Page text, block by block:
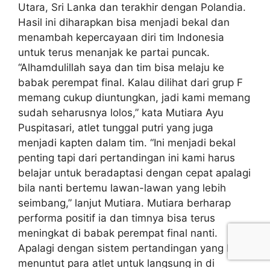
Utara, Sri Lanka dan terakhir dengan Polandia.
Hasil ini diharapkan bisa menjadi bekal dan
menambah kepercayaan diri tim Indonesia
untuk terus menanjak ke partai puncak.
“Alhamdulillah saya dan tim bisa melaju ke
babak perempat final. Kalau dilihat dari grup F
memang cukup diuntungkan, jadi kami memang
sudah seharusnya lolos,” kata Mutiara Ayu
Puspitasari, atlet tunggal putri yang juga
menjadi kapten dalam tim. “Ini menjadi bekal
penting tapi dari pertandingan ini kami harus
belajar untuk beradaptasi dengan cepat apalagi
bila nanti bertemu lawan-lawan yang lebih
seimbang,” lanjut Mutiara. Mutiara berharap
performa positif ia dan timnya bisa terus
meningkat di babak perempat final nanti.
Apalagi dengan sistem pertandingan yang baru,
menuntut para atlet untuk langsung in di